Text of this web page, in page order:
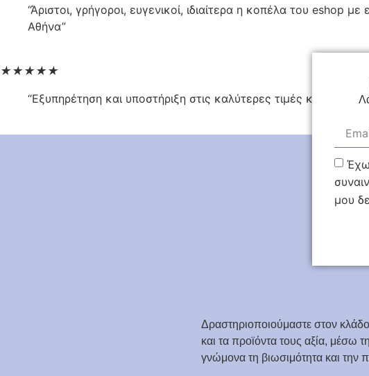
“Άριστοι, γρήγοροι, ευγενικοί, ιδιαίτερα η κοπέλα του
Αθήνα”
★★★★★
“Εξυπηρέτηση και υποστήριξη στις καλύτερες τιμές και
Έχω
μου
Δραστηριοποιούμαστε στον
και τα προϊόντα τους αξία, μέσω
γνώμονα τη βιωσιμότητα και την